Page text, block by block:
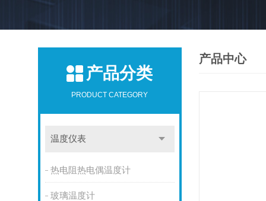
产品分类
PRODUCT CATEGORY
温度仪表
热电阻热电偶温度计
玻璃温度计
产品中心